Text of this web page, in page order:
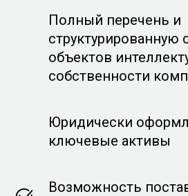
Полный перечень и
структурированную
объектов
собственности
Юридически
ключевые активы
Возможность